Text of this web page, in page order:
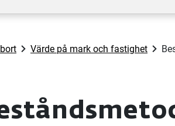
Värde på mark och fastighet